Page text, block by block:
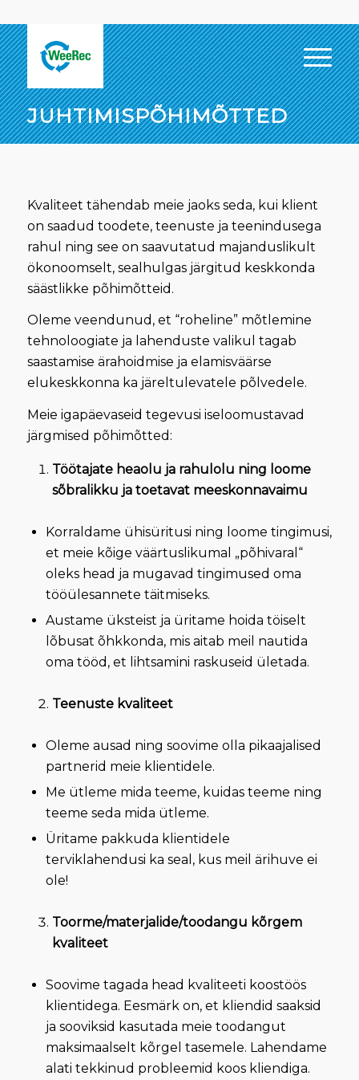
JUHTIMISPÕHIMÕTTED
Kvaliteet tähendab meie jaoks seda, kui klient
on saadud toodete, teenuste ja teenindusega
rahul ning see on saavutatud majanduslikult
ökonoomselt, sealhulgas järgitud keskkonda
säästlikke põhimõtteid.
Oleme veendunud, et “roheline” mõtlemine
tehnoloogiate ja lahenduste valikul tagab
saastamise ärahoidmise ja elamisväärse
elukeskkonna ka järeltulevatele põlvedele.
Meie igapäevaseid tegevusi iseloomustavad
järgmised põhimõtted:
Töötajate heaolu ja rahulolu ning loome
sõbralikku ja toetavat meeskonnavaimu
Korraldame ühisüritusi ning loome tingimusi,
et meie kõige väärtuslikumal „põhivaral“
oleks head ja mugavad tingimused oma
tööülesannete täitmiseks.
Austame üksteist ja üritame hoida töiselt
lõbusat õhkkonda, mis aitab meil nautida
oma tööd, et lihtsamini raskuseid ületada.
Teenuste kvaliteet
Oleme ausad ning soovime olla pikaajalised
partnerid meie klientidele.
Me ütleme mida teeme, kuidas teeme ning
teeme seda mida ütleme.
Üritame pakkuda klientidele
terviklahendusi ka seal, kus meil ärihuve ei
ole!
Toorme/materjalide/toodangu kõrgem
kvaliteet
Soovime tagada head kvaliteeti koostöös
klientidega. Eesmärk on, et kliendid saaksid
ja sooviksid kasutada meie toodangut
maksimaalselt kõrgel tasemele. Lahendame
alati tekkinud probleemid koos kliendiga.